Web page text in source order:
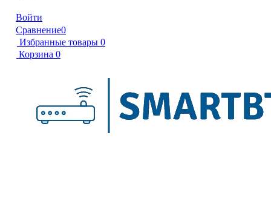
Войти
Сравнение0
Избранные товары 0
Корзина 0